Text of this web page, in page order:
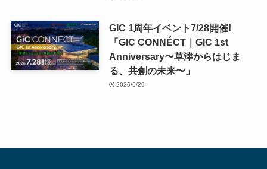
GIC 1周年イベント7/28開催!
「GIC CONNÉCT｜GIC 1st
Anniversary〜草津からはじま
る、共創の未来〜」
2026/6/29